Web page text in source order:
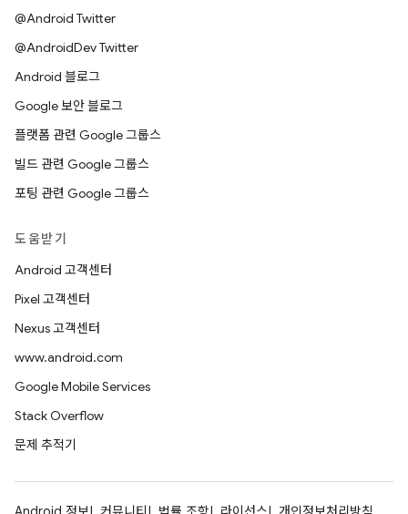
@Android Twitter
@AndroidDev Twitter
Android 블로그
Google 보안 블로그
플랫폼 관련 Google 그룹스
빌드 관련 Google 그룹스
포팅 관련 Google 그룹스
도움받기
Android 고객센터
Pixel 고객센터
Nexus 고객센터
www.android.com
Google Mobile Services
Stack Overflow
문제 추적기